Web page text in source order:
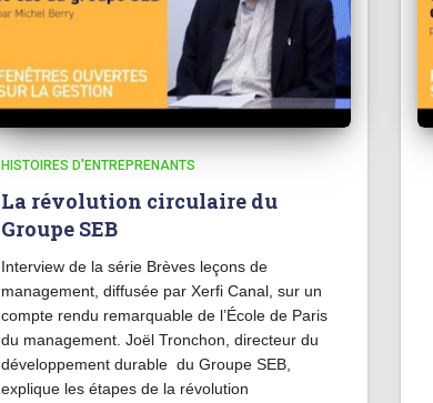
HISTOIRES D'ENTREPRENANTS
La révolution circulaire du
Groupe SEB
Interview de la série Brèves leçons de
management, diffusée par Xerfi Canal, sur un
compte rendu remarquable de l’École de Paris
du management. Joël Tronchon, directeur du
développement durable du Groupe SEB,
explique les étapes de la révolution